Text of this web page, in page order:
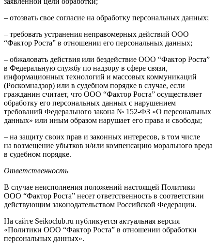
– отозвать свое согласие на обработку персональных данных;
– требовать устранения неправомерных действий ООО
“Фактор Роста” в отношении его персональных данных;
– обжаловать действия или бездействие ООО “Фактор Роста”
в Федеральную службу по надзору в сфере связи,
информационных технологий и массовых коммуникаций
(Роскомнадзор) или в судебном порядке в случае, если
гражданин считает, что ООО “Фактор Роста” осуществляет
обработку его персональных данных с нарушением
требований Федерального закона № 152-ФЗ «О персональных
данных» или иным образом нарушает его права и свободы;
– на защиту своих прав и законных интересов, в том числе
на возмещение убытков и/или компенсацию морального вреда
в судебном порядке.
Ответственность
В случае неисполнения положений настоящей Политики
ООО “Фактор Роста” несет ответственность в соответствии
действующим законодательством Российской Федерации.
На сайте Seikoclub.ru публикуется актуальная версия
«Политики ООО “Фактор Роста” в отношении обработки
персональных данных».